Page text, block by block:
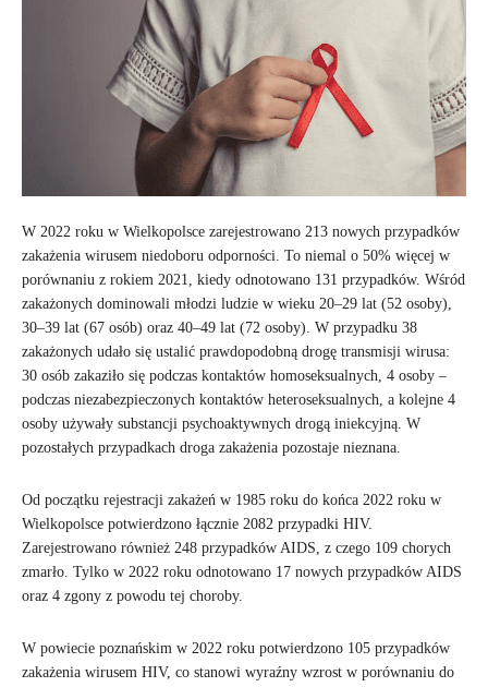
W 2022 roku w Wielkopolsce zarejestrowano 213 nowych przypadków
zakażenia wirusem niedoboru odporności. To niemal o 50% więcej w
porównaniu z rokiem 2021, kiedy odnotowano 131 przypadków. Wśród
zakażonych dominowali młodzi ludzie w wieku 20–29 lat (52 osoby),
30–39 lat (67 osób) oraz 40–49 lat (72 osoby). W przypadku 38
zakażonych udało się ustalić prawdopodobną drogę transmisji wirusa:
30 osób zakaziło się podczas kontaktów homoseksualnych, 4 osoby –
podczas niezabezpieczonych kontaktów heteroseksualnych, a kolejne 4
osoby używały substancji psychoaktywnych drogą iniekcyjną. W
pozostałych przypadkach droga zakażenia pozostaje nieznana.
Od początku rejestracji zakażeń w 1985 roku do końca 2022 roku w
Wielkopolsce potwierdzono łącznie 2082 przypadki HIV.
Zarejestrowano również 248 przypadków AIDS, z czego 109 chorych
zmarło. Tylko w 2022 roku odnotowano 17 nowych przypadków AIDS
oraz 4 zgony z powodu tej choroby.
W powiecie poznańskim w 2022 roku potwierdzono 105 przypadków
zakażenia wirusem HIV, co stanowi wyraźny wzrost w porównaniu do